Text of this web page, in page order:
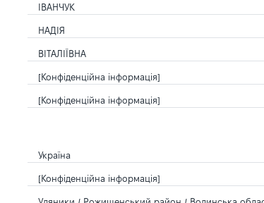
ІВАНЧУК
НАДІЯ
ВІТАЛІЇВНА
[Конфіденційна інформація]
[Конфіденційна інформація]
Україна
[Конфіденційна інформація]